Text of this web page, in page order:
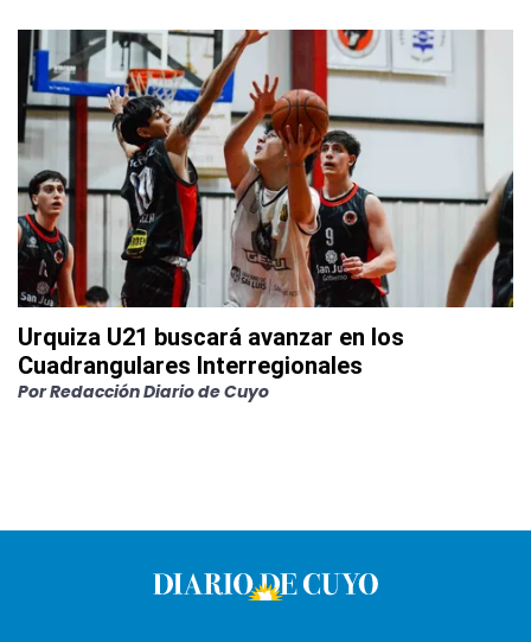
Urquiza U21 buscará avanzar en los
Cuadrangulares Interregionales
PorRedacción Diario de Cuyo